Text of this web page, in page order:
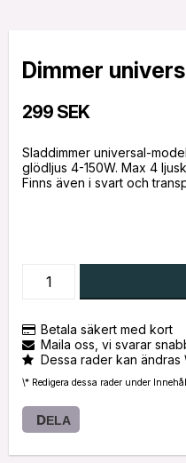
Dimmer
299 SEK
Sladdimmer universal-
glödljus 4-150W. Max 4
Finns även i svart och
Betala säkert med kort
Maila oss, vi svarar
Dessa rader kan ändras
\* Redigera dessa rader under
DELA